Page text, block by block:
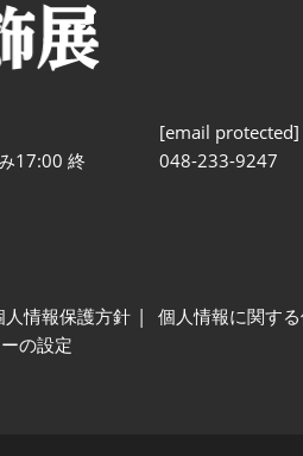
17:00 終
[email protected]
048-233-9247
人情報保護方針 個人情報に関す
の設定